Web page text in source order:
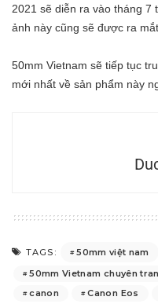
2021 sẽ diễn ra vào tháng 7
ảnh này cũng sẽ được ra
50mm Vietnam sẽ tiếp tục
mới nhất về sản phẩm này
TAGS:
50mm việt nam
50mm Vietnam chuyên
canon
Canon Eos